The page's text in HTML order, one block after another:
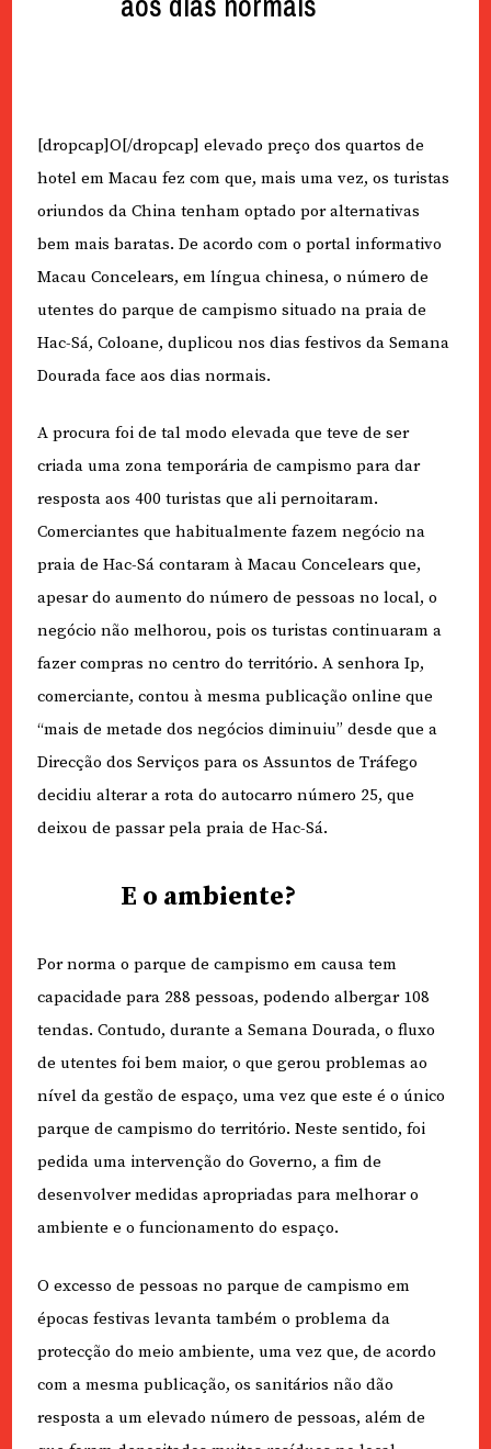
[dropcap]O[/dropcap] elevado preço dos quartos de
hotel em Macau fez com que, mais uma vez, os turistas
oriundos da China tenham optado por alternativas
bem mais baratas. De acordo com o portal informativo
Macau Concelears, em língua chinesa, o número de
utentes do parque de campismo situado na praia de
Hac-Sá, Coloane, duplicou nos dias festivos da Semana
Dourada face aos dias normais.
A procura foi de tal modo elevada que teve de ser
criada uma zona temporária de campismo para dar
resposta aos 400 turistas que ali pernoitaram.
Comerciantes que habitualmente fazem negócio na
praia de Hac-Sá contaram à Macau Concelears que,
apesar do aumento do número de pessoas no local, o
negócio não melhorou, pois os turistas continuaram a
fazer compras no centro do território. A senhora Ip,
comerciante, contou à mesma publicação online que
“mais de metade dos negócios diminuiu” desde que a
Direcção dos Serviços para os Assuntos de Tráfego
decidiu alterar a rota do autocarro número 25, que
deixou de passar pela praia de Hac-Sá.
E o ambiente?
Por norma o parque de campismo em causa tem
capacidade para 288 pessoas, podendo albergar 108
tendas. Contudo, durante a Semana Dourada, o fluxo
de utentes foi bem maior, o que gerou problemas ao
nível da gestão de espaço, uma vez que este é o único
parque de campismo do território. Neste sentido, foi
pedida uma intervenção do Governo, a fim de
desenvolver medidas apropriadas para melhorar o
ambiente e o funcionamento do espaço.
O excesso de pessoas no parque de campismo em
épocas festivas levanta também o problema da
protecção do meio ambiente, uma vez que, de acordo
com a mesma publicação, os sanitários não dão
resposta a um elevado número de pessoas, além de